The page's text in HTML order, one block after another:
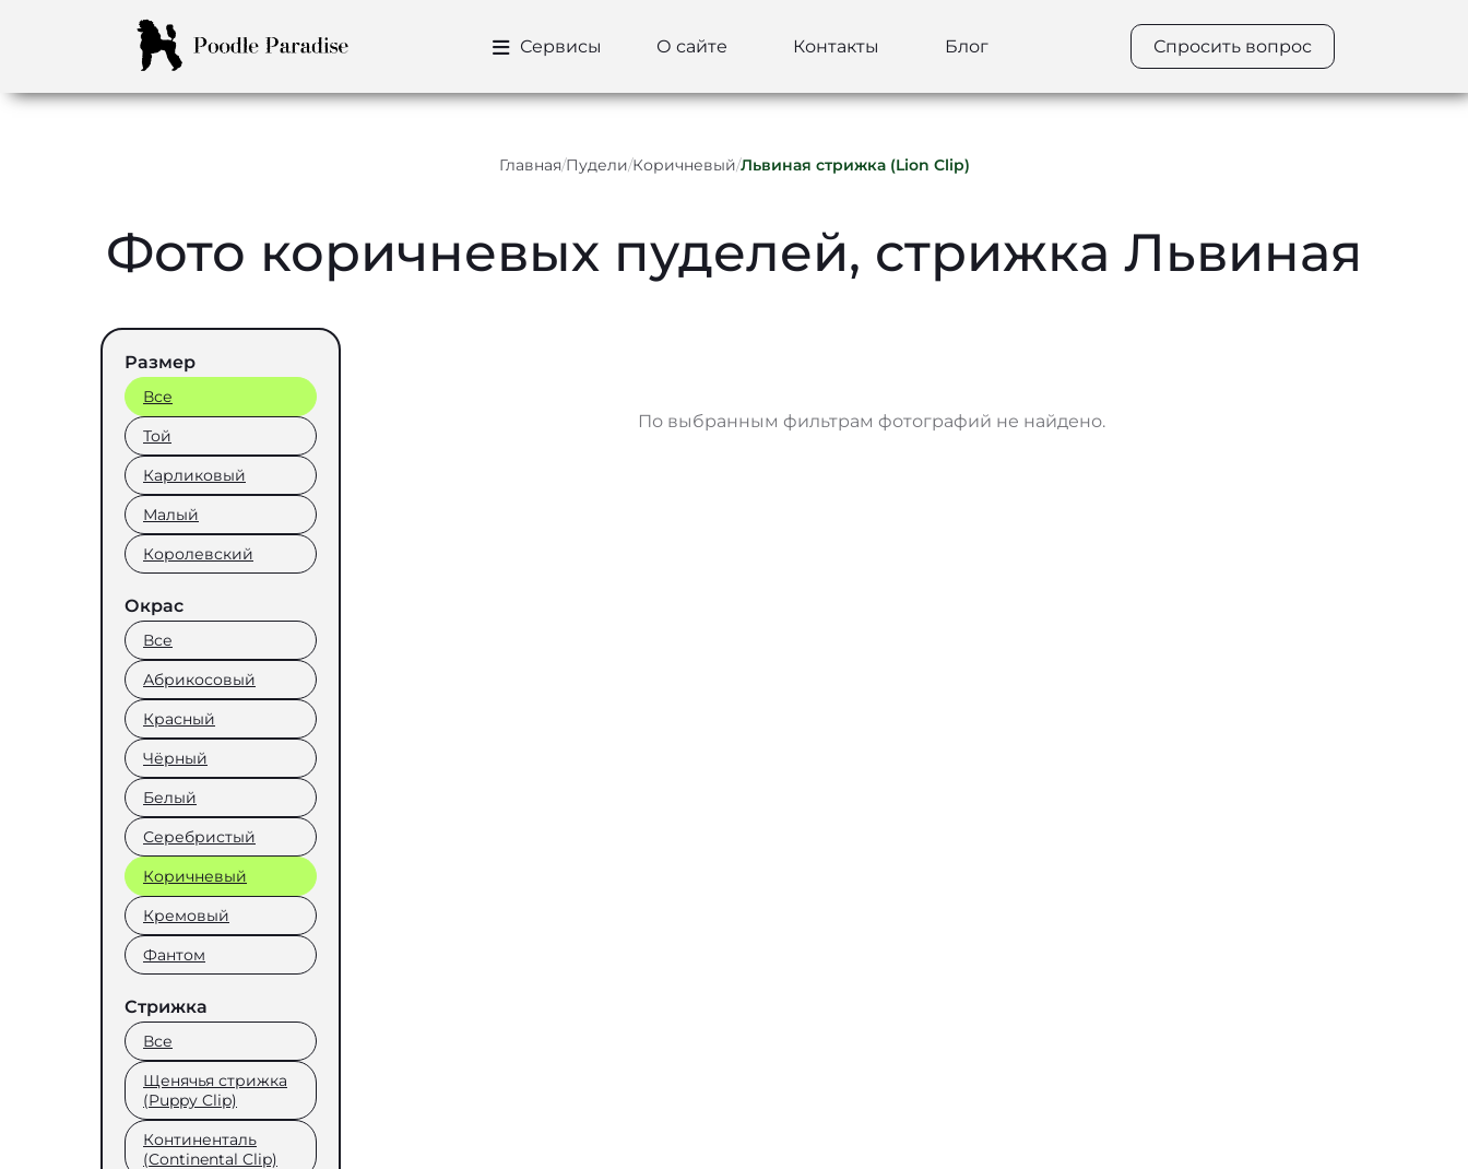
Сервисы О сайте Контакты Блог Спросить вопрос
Главная/Пудели/Коричневый/Львиная стрижка (Lion Clip)
Фото коричневых пуделей, стрижка Львиная
Размер
Все
Той
Карликовый
Малый
Королевский
Окрас
Все
Абрикосовый
Красный
Чёрный
Белый
Серебристый
Коричневый
Кремовый
Фантом
Стрижка
Все
Щенячья стрижка
(Puppy Clip)
Континенталь
(Continental Clip)
По выбранным фильтрам фотографий не найдено.